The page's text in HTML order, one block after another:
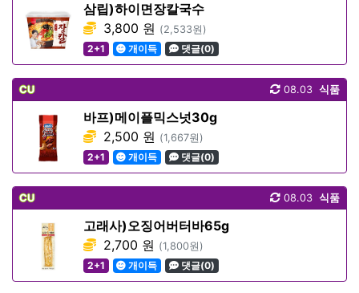
삼립)하이면장칼국수
3,800 원 (2,533원)
2+1
개이득 댓글(0)
CU 식품
08.03
바프)메이플믹스넛30g
2,500 원 (1,667원)
2+1
개이득 댓글(0)
CU 식품
08.03
고래사)오징어버터바65g
2,700 원 (1,800원)
2+1
개이득 댓글(0)